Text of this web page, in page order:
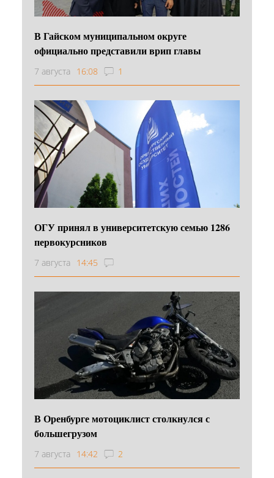
В Гайском муниципальном округе
официально представили врип главы
7 августа 16:08 1
ОГУ принял в университетскую семью 1286
первокурсников
7 августа 14:45
В Оренбурге мотоциклист столкнулся с
большегрузом
7 августа 14:42 2